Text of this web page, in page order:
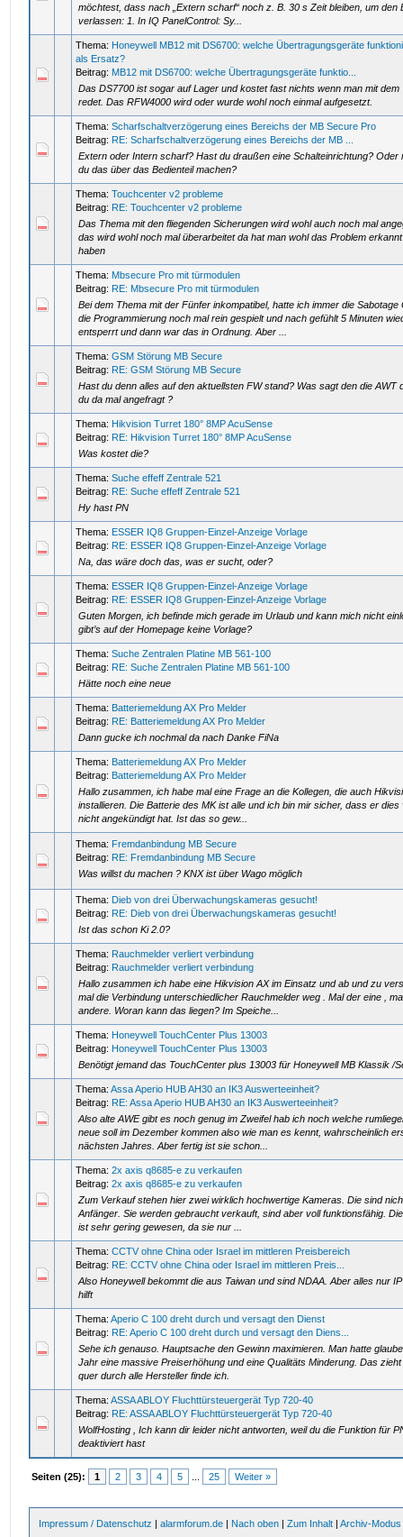
möchtest, dass nach „Extern scharf“ noch z. B. 30 s Zeit bleiben, um den
verlassen: 1. In IQ PanelControl: Sy...
Thema: Honeywell MB12 mit DS6700: welche Übertragungsgeräte
als Ersatz?
Beitrag: MB12 mit DS6700: welche Übertragungsgeräte funktio...
Das DS7700 ist sogar auf Lager und kostet fast nichts wenn man mit dem
redet. Das RFW4000 wird oder wurde wohl noch einmal aufgesetzt.
Thema:Scharfschaltverzögerung eines Bereichs der MB Secure Pro
Beitrag: RE: Scharfschaltverzögerung eines Bereichs der MB ...
Extern oder Intern scharf? Hast du draußen eine Schalteinrichtung? Oder
du das über das Bedienteil machen?
Thema:Touchcenter v2 probleme
Beitrag: RE: Touchcenter v2 probleme
Das Thema mit den fliegenden Sicherungen wird wohl auch noch mal
das wird wohl noch mal überarbeitet da hat man wohl das Problem
haben
Thema: Mbsecure Pro mit türmodulen
Beitrag: RE: Mbsecure Pro mit türmodulen
Bei dem Thema mit der Fünfer inkompatibel, hatte ich immer die Sabotage
die Programmierung noch mal rein gespielt und nach gefühlt 5 Minuten
entsperrt und dann war das in Ordnung. Aber ...
Thema:GSM Störung MB Secure
Beitrag: RE: GSM Störung MB Secure
Hast du denn alles auf den aktuellsten FW stand? Was sagt den die AWT
du da mal angefragt ?
Thema: Hikvision Turret 180° 8MP AcuSense
Beitrag: RE: Hikvision Turret 180° 8MP AcuSense
Was kostet die?
Thema:Suche effeff Zentrale 521
Beitrag: RE: Suche effeff Zentrale 521
Hy hast PN
Thema: ESSER IQ8 Gruppen-Einzel-Anzeige Vorlage
Beitrag: RE: ESSER IQ8 Gruppen-Einzel-Anzeige Vorlage
Na, das wäre doch das, was er sucht, oder?
Thema: ESSER IQ8 Gruppen-Einzel-Anzeige Vorlage
Beitrag: RE: ESSER IQ8 Gruppen-Einzel-Anzeige Vorlage
Guten Morgen, ich befinde mich gerade im Urlaub und kann mich nicht
gibt’s auf der Homepage keine Vorlage?
Thema:Suche Zentralen Platine MB 561-100
Beitrag: RE: Suche Zentralen Platine MB 561-100
Hätte noch eine neue
Thema: Batteriemeldung AX Pro Melder
Beitrag: RE: Batteriemeldung AX Pro Melder
Dann gucke ich nochmal da nach Danke FiNa
Thema: Batteriemeldung AX Pro Melder
Beitrag: Batteriemeldung AX Pro Melder
Hallo zusammen, ich habe mal eine Frage an die Kollegen, die auch
installieren. Die Batterie des MK ist alle und ich bin mir sicher, dass er dies
nicht angekündigt hat. Ist das so gew...
Thema: Fremdanbindung MB Secure
Beitrag: RE: Fremdanbindung MB Secure
Was willst du machen ? KNX ist über Wago möglich
Thema: Dieb von drei Überwachungskameras gesucht!
Beitrag: RE: Dieb von drei Überwachungskameras gesucht!
Ist das schon Ki 2.0?
Thema: Rauchmelder verliert verbindung
Beitrag: Rauchmelder verliert verbindung
Hallo zusammen ich habe eine Hikvision AX im Einsatz und ab und zu
mal die Verbindung unterschiedlicher Rauchmelder weg . Mal der eine ,
andere. Woran kann das liegen? Im Speiche...
Thema: Honeywell TouchCenter Plus 13003
Beitrag: Honeywell TouchCenter Plus 13003
Benötigt jemand das TouchCenter plus 13003 für Honeywell MB Klassik /
Thema:Assa Aperio HUB AH30 an IK3 Auswerteeinheit?
Beitrag: RE: Assa Aperio HUB AH30 an IK3 Auswerteeinheit?
Also alte AWE gibt es noch genug im Zweifel hab ich noch welche
neue soll im Dezember kommen also wie man es kennt, wahrscheinlich
nächsten Jahres. Aber fertig ist sie schon...
Thema:2x axis q8685-e zu verkaufen
Beitrag:2x axis q8685-e zu verkaufen
Zum Verkauf stehen hier zwei wirklich hochwertige Kameras. Die sind
Anfänger. Sie werden gebraucht verkauft, sind aber voll funktionsfähig.
ist sehr gering gewesen, da sie nur ...
Thema:CCTV ohne China oder Israel im mittleren Preisbereich
Beitrag: RE: CCTV ohne China oder Israel im mittleren Preis...
Also Honeywell bekommt die aus Taiwan und sind NDAA. Aber alles nur
hilft
Thema:Aperio C 100 dreht durch und versagt den Dienst
Beitrag: RE: Aperio C 100 dreht durch und versagt den Diens...
Sehe ich genauso. Hauptsache den Gewinn maximieren. Man hatte
Jahr eine massive Preiserhöhung und eine Qualitäts Minderung. Das
quer durch alle Hersteller finde ich.
Thema:ASSA ABLOY Fluchttürsteuergerät Typ 720-40
Beitrag: RE: ASSA ABLOY Fluchttürsteuergerät Typ 720-40
WolfHosting , Ich kann dir leider nicht antworten, weil du die Funktion für
deaktiviert hast
Seiten (25): 1 2 3 4 5 25 Weiter »
Impressum / Datenschutz |alarmforum.de | Nach oben |Zum Inhalt |Archiv-Modus